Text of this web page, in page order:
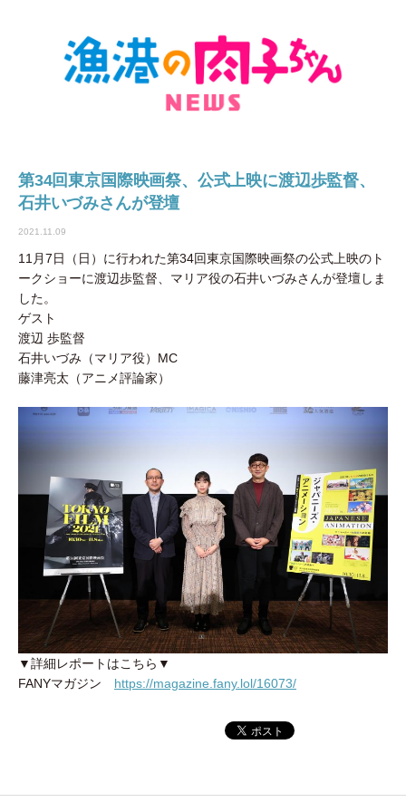
第34回東京国際映画祭、公式上映に渡辺歩監督、
石井いづみさんが登壇
2021.11.09
11月7日（日）に行われた第34回東京国際映画祭の公式上映のト
ークショーに渡辺歩監督、マリア役の石井いづみさんが登壇しま
した。
ゲスト
渡辺 歩監督
石井いづみ（マリア役）MC
藤津亮太（アニメ評論家）
▼詳細レポートはこちら▼
FANYマガジン https://magazine.fany.lol/16073/